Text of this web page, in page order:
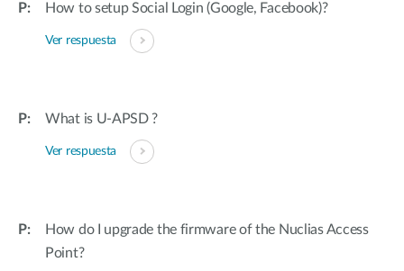
How to setup Social Login (Google, Facebook)?
Ver respuesta
What is U-APSD ?
Ver respuesta
How do I upgrade the firmware of the Nuclias Access
Point?